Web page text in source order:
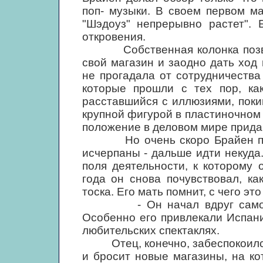
поп- музыки. В своем первом
"Шэдоуз" непрерывно растет".
откровения.
Собственная колонка
свой магазин и заодно дать
не прогадала от
которые прошли с тех пор,
расставшийся с иллюзиями,
крупной фигурой в
положение в деловом мире
Но очень скоро Брайен
исчерпаны - дальше идти
поля деятельности, к
года он снова почувствовал,
тоска. Его мать помнит, с чего
- Он начал вдруг
Особенно его привлекали
любительских спектаклях.
Отец, конечно,
и бросит новые магазины, на